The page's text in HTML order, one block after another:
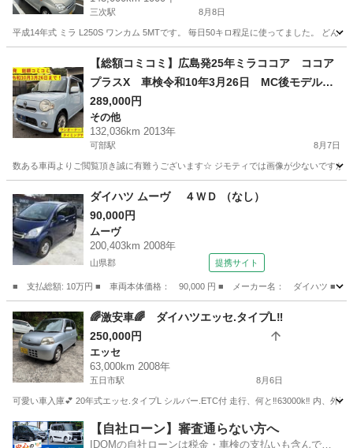
三次駅 8月8日
平成14年式 ミラ L250S ワンカム 5MTです。 毎日50キロ程足に使ってました。 どん
三次駅
【総額コミコミ】広島発25年ミラココア ココア
プラスX 車検令和10年3月26日 MC後モデル
ワンオーナー 禁煙車 スマートキー ETC フ
ォグ ルーフレール タイミングチェーン 取
説 保証書 修復歴無し 軽自動車 格安
289,000円
その他
132,036km 2013年
可部駅 8月7日
数ある車両よりご閲覧頂き誠に有難うございます☆ ジモティでは画像が少ないです
可部駅 その他 車両
ダイハツ ムーヴ ４ＷＤ （なし）
90,000円
ムーヴ
200,403km 2008年
山県郡 提携サイト
■ 支払総額: 10万円 ■ 車両本体価格： 90,000 円 ■ メーカー名： ダイハツ
広島 山県郡 ムーヴ
🌈激安車🌈 ダイハツエッセ.タイプL‼️
250,000円
エッセ
63,000km 2008年
五日市駅 8月6日
可愛い車入庫💕 20年式エッセ.タイプL シルバー.ETC付 走行、何と‼️63000k‼️ 内、
広島 広島市 五日市駅 エッセ ダイハツエッセ
【自社ローン】審査通らない方へ
IDOMの自社ローンは税金・車検の支払いも含んでい